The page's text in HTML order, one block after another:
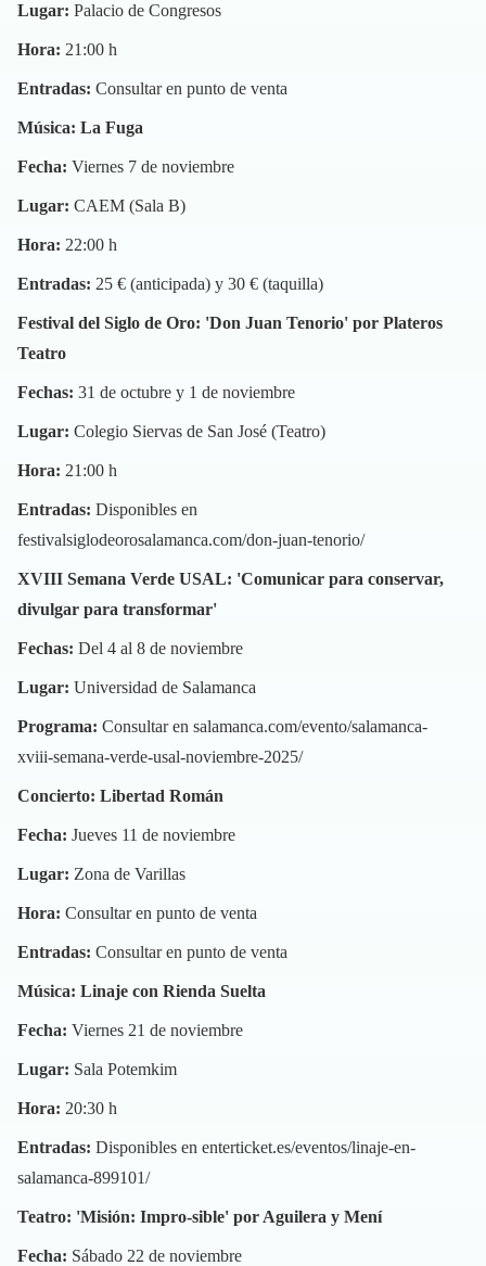
Lugar: Palacio de Congresos
Hora: 21:00 h
Entradas: Consultar en punto de venta
Música: La Fuga
Fecha: Viernes 7 de noviembre
Lugar: CAEM (Sala B)
Hora: 22:00 h
Entradas: 25 € (anticipada) y 30 € (taquilla)
Festival del Siglo de Oro: 'Don Juan Tenorio' por Plateros
Teatro
Fechas: 31 de octubre y 1 de noviembre
Lugar: Colegio Siervas de San José (Teatro)
Hora: 21:00 h
Entradas: Disponibles en
festivalsiglodeorosalamanca.com/don-juan-tenorio/
XVIII Semana Verde USAL: 'Comunicar para conservar,
divulgar para transformar'
Fechas: Del 4 al 8 de noviembre
Lugar: Universidad de Salamanca
Programa: Consultar en salamanca.com/evento/salamanca-
xviii-semana-verde-usal-noviembre-2025/
Concierto: Libertad Román
Fecha: Jueves 11 de noviembre
Lugar: Zona de Varillas
Hora: Consultar en punto de venta
Entradas: Consultar en punto de venta
Música: Linaje con Rienda Suelta
Fecha: Viernes 21 de noviembre
Lugar: Sala Potemkim
Hora: 20:30 h
Entradas: Disponibles en enterticket.es/eventos/linaje-en-
salamanca-899101/
Teatro: 'Misión: Impro-sible' por Aguilera y Mení
Fecha: Sábado 22 de noviembre